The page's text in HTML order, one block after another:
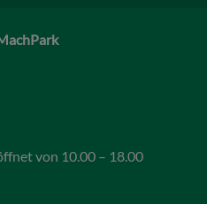
von 10.00 – 18.00